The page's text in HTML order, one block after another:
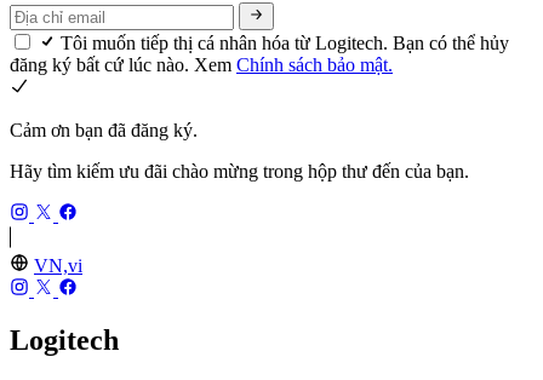
Tôi muốn tiếp thị cá nhân hóa từ Logitech. Bạn có thể hủy
đăng ký bất cứ lúc nào. Xem Chính sách bảo mật.
Cảm ơn bạn đã đăng ký.
Hãy tìm kiếm ưu đãi chào mừng trong hộp thư đến của bạn.
VN,vi
Logitech